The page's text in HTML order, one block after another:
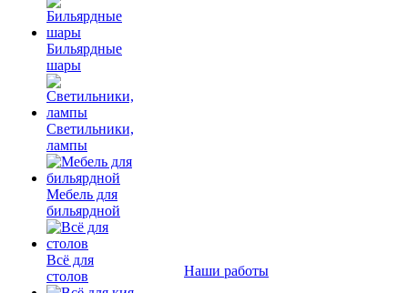
Бильярдные
шары
Светильники,
лампы
Мебель для
бильярдной
Всё для
столов
Наши работы